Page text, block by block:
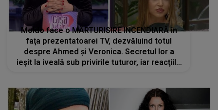
Moldo face o MĂRTURISIRE INCENDIARĂ în
faţa prezentatoarei TV, dezvăluind totul
despre Ahmed și Veronica. Secretul lor a
ieșit la iveală sub privirile tuturor, iar reacţiile